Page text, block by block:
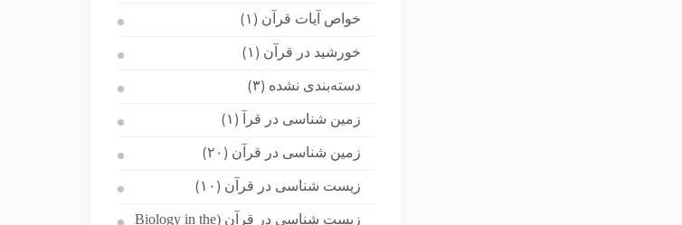
خواص آیات قرآن (۱)
خورشید در قرآن (۱)
دسته‌بندی نشده (۳)
زمین شناسی در قرآ (۱)
زمین شناسی در قرآن (۲۰)
زیست شناسی در قرآن (۱۰)
زیست شناسی در قرآن (Biology in the